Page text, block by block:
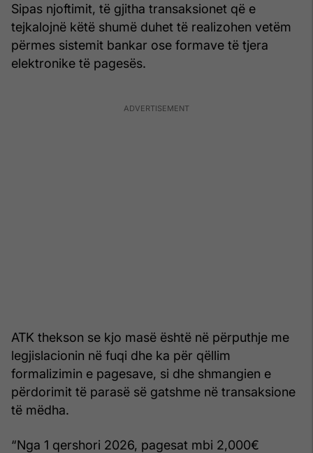
Sipas njoftimit, të gjitha transaksionet që e
tejkalojnë këtë shumë duhet të realizohen vetëm
përmes sistemit bankar ose formave të tjera
elektronike të pagesës.
ATK thekson se kjo masë është në përputhje me
legjislacionin në fuqi dhe ka për qëllim
formalizimin e pagesave, si dhe shmangien e
përdorimit të parasë së gatshme në transaksione
të mëdha.
“Nga 1 qershori 2026, pagesat mbi 2,000€